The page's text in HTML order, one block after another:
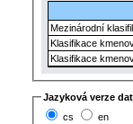
Mezinárodní
Klasifikace
Klasifikace
Jazyková verze
cs
en